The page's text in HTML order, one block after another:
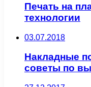
Печать на
технологии
03.07.2018
Накладные
советы по